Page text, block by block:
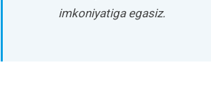
imkoniyatiga egasiz.